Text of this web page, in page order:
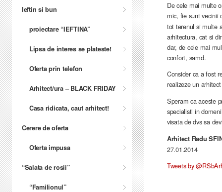
Ieftin si bun
proiectare “IEFTINA”
Lipsa de interes se plateste!
Oferta prin telefon
Arhitect/ura – BLACK FRIDAY
Casa ridicata, caut arhitect!
Cerere de oferta
Oferta impusa
“Salata de rosii”
“Familionul”
De cele mai multe
mic, fie sunt vecinii
tot terenul si multe
arhitectura, cat si
dar, de cele mai
confort, samd.
Consider ca a fost
realizeze un
Speram ca aceste
specialisti in
visata de dvs sa
Arhitect Radu
27.01.2014
Tweets by